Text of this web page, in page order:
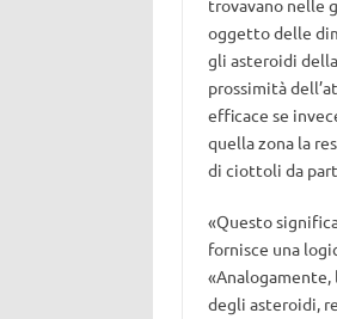
trovavano nelle
oggetto delle
gli asteroidi
prossimità
efficace se
quella zona la
di ciottoli da
«Questo
fornisce una
degli asteroidi,